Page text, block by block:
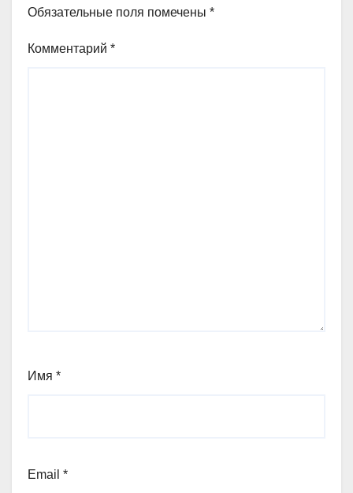
Обязательные поля помечены *
Комментарий *
Имя *
Email *